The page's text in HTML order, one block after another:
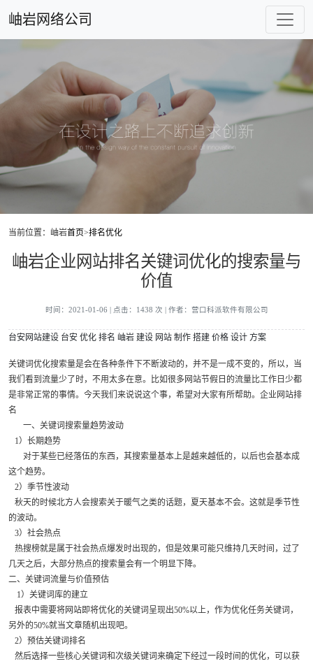
岫岩网络公司
当前位置：岫岩首页>排名优化
岫岩企业网站排名关键词优化的搜索量与
价值
时间：2021-01-06 | 点击：1438 次 | 作者：营口科派软件有限公司
台安网站建设 台安 优化 排名 岫岩 建设 网站 制作 搭建 价格 设计 方案
关键词优化搜索量是会在各种条件下不断波动的，并不是一成不变的，所以，当
我们看到流量少了时，不用太多在意。比如很多网站节假日的流量比工作日少都
是非常正常的事情。今天我们来说说这个事，希望对大家有所帮助。企业网站排
名
一、关键词搜索量趋势波动
1）长期趋势
对于某些已经落伍的东西，其搜索量基本上是越来越低的，以后也会基本成
这个趋势。
2）季节性波动
秋天的时候北方人会搜索关于暖气之类的话题，夏天基本不会。这就是季节性
的波动。
3）社会热点
热搜榜就是属于社会热点爆发时出现的，但是效果可能只维持几天时间，过了
几天之后，大部分热点的搜索量会有一个明显下降。
二、关键词流量与价值预估
1）关键词库的建立
报表中需要将网站即将优化的关键词呈现出50%以上，作为优化任务关键词，
另外的50%就当文章随机出现吧。
2）预估关键词排名
然后选择一些核心关键词和次级关键词来确定下经过一段时间的优化，可以获